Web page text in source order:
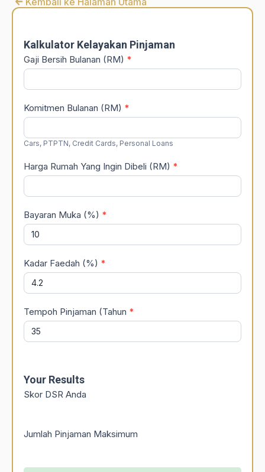
Kalkulator Kelayakan Pinjaman
Gaji Bersih Bulanan (RM) *
Komitmen Bulanan (RM) *
Cars, PTPTN, Credit Cards, Personal Loans
Harga Rumah Yang Ingin Dibeli (RM) *
Bayaran Muka (%) *
Kadar Faedah (%) *
Tempoh Pinjaman (Tahun *
Your Results
Skor DSR Anda
Jumlah Pinjaman Maksimum